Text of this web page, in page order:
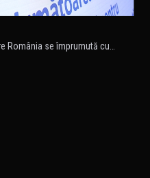
România se împrumută cu…